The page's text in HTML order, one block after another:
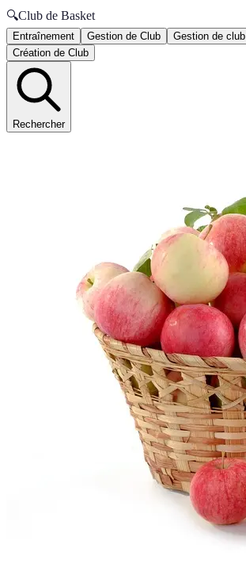
🔍Club de Basket
Entraînement Gestion de Club Gestion de club
Création de Club
Rechercher